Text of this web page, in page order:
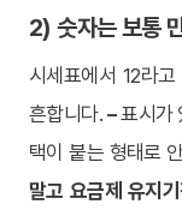
2) 숫자는 보통
시세표에서 12라
흔합니다. –표시가
택이 붙는 형태로
말고 요금제 유지